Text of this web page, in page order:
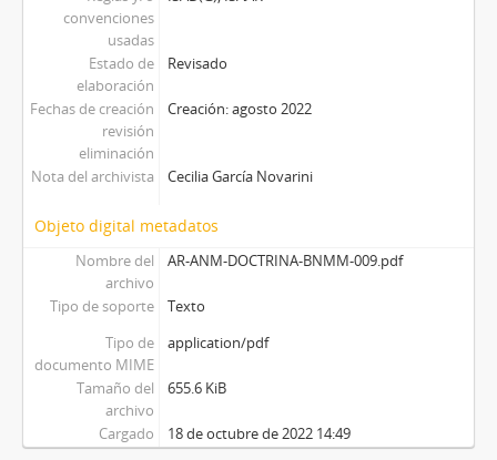
convenciones
usadas
Estado de
elaboración
Revisado
Fechas de creación
revisión
eliminación
Creación: agosto 2022
Nota del archivista Cecilia García Novarini
Objeto digital metadatos
Nombre del
archivo
AR-ANM-DOCTRINA-BNMM-009.pdf
Tipo de soporte
Texto
Tipo de
documento MIME
application/pdf
Tamaño del
archivo
655.6 KiB
Cargado 18 de octubre de 2022 14:49